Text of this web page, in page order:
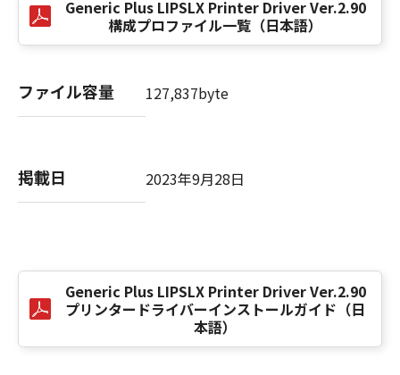
府エンドユーザーである場合、以下の規定が適
用されます：The SOFTWARE is a "commercial
computer software" and "commercial
computer software documentation," as such
227.7202-1 through 227.7202-4 (June 1995),
all U.S. Government End Users shall acquire
Inc./30-2, Shimomaruko 3-chome, Ohta-ku,
Tokyo 146-8501, Japan.
本条項中で使用される"the SOFTWARE"とは、
本契約書中で定義される「本ソフトウェア」を
Generic Plus LIPSLX Printer Driver Ver.2.90
構成プロファイル一覧（日本語）
ファイル容量 127,837byte
掲載日 2023年9月28日
Generic Plus LIPSLX Printer Driver Ver.2.90
プリンタードライバーインストールガイド（日
本語）